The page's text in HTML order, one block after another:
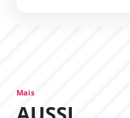
Mais